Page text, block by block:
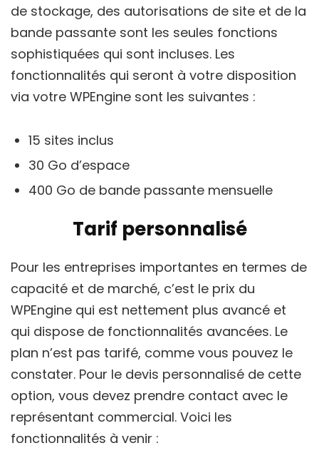
de stockage, des autorisations de site et de la
bande passante sont les seules fonctions
sophistiquées qui sont incluses. Les
fonctionnalités qui seront à votre disposition
via votre WPEngine sont les suivantes :
15 sites inclus
30 Go d’espace
400 Go de bande passante mensuelle
Tarif personnalisé
Pour les entreprises importantes en termes de
capacité et de marché, c’est le prix du
WPEngine qui est nettement plus avancé et
qui dispose de fonctionnalités avancées. Le
plan n’est pas tarifé, comme vous pouvez le
constater. Pour le devis personnalisé de cette
option, vous devez prendre contact avec le
représentant commercial. Voici les
fonctionnalités à venir :